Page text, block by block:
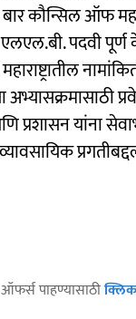
ऑफ
एलएल.बी. पदवी
प्रशासन यांना
ऑफर्स पाहण्यासाठी